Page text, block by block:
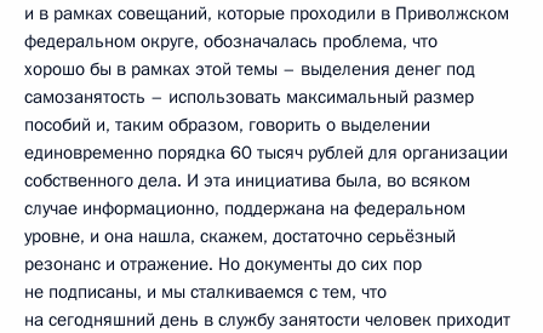
и в рамках совещаний, которые проходили в Приволжском
федеральном округе, обозначалась проблема, что
хорошо бы в рамках этой темы – выделения денег под
самозанятость – использовать максимальный размер
пособий и, таким образом, говорить о выделении
единовременно порядка 60 тысяч рублей для организации
собственного дела. И эта инициатива была, во всяком
случае информационно, поддержана на федеральном
уровне, и она нашла, скажем, достаточно серьёзный
резонанс и отражение. Но документы до сих пор
не подписаны, и мы сталкиваемся с тем, что
на сегодняшний день в службу занятости человек приходит